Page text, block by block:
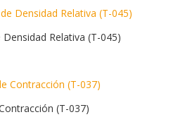
Relativa (T-045)
(T-037)